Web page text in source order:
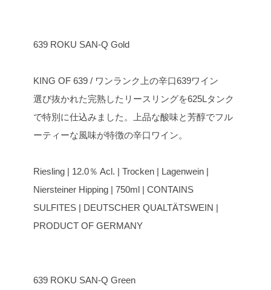
639 ROKU SAN-Q Gold
KING OF 639 / ワンランク上の辛口639ワイン
選び抜かれた完熟したリースリングを625Lタンク
で特別に仕込みました。上品な酸味と芳醇でフル
ーティーな風味が特徴の辛口ワイン。
Riesling | 12.0％ Acl. | Trocken | Lagenwein |
Niersteiner Hipping | 750ml | CONTAINS
SULFITES | DEUTSCHER QUALTÄTSWEIN |
PRODUCT OF GERMANY
639 ROKU SAN-Q Green